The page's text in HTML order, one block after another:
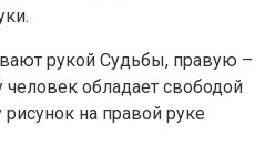
рукой Судьбы, правую –
обладает свободой
на правой руке